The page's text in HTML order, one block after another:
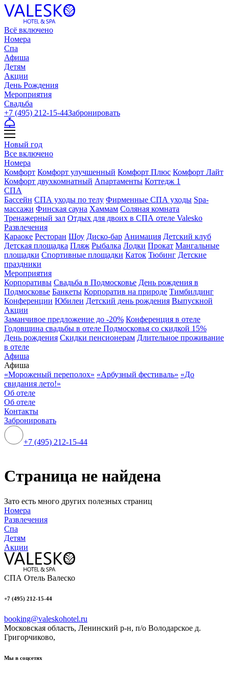
Всё включено
Номера
Спа
Афиша
Детям
Акции
День Рождения
Мероприятия
Свадьба
+7 (495) 212-15-44Забронировать
Новый год
Все включено
Номера
Комфорт Комфорт улучшенный Комфорт Плюс Комфорт Лайт
Комфорт двухкомнатный Апартаменты Коттедж 1
СПА
Бассейн СПА уходы по телу Фирменные СПА уходы Spa-
массажи Финская сауна Хаммам Соляная комната
Тренажерный зал Отдых для двоих в СПА отеле Valesko
Развлечения
Караоке Ресторан Шоу Диско-бар Анимация Детский клуб
Детская площадка Пляж Рыбалка Лодки Прокат Мангальные
площадки Спортивные площадки Каток Тюбинг Детские
праздники
Мероприятия
Корпоративы Свадьба в Подмосковье День рождения в
Подмосковье Банкеты Корпоратив на природе Тимбилдинг
Конференции Юбилеи Детский день рождения Выпускной
Акции
Заманчивое предложение до -20% Конференция в отеле
Годовщина свадьбы в отеле Подмосковья со скидкой 15%
День рождения Скидки пенсионерам Длительное проживание
в отеле
Афиша
Афиша
«Мороженый переполох» «Арбузный фестиваль» «До
свидания лето!»
Об отеле
Об отеле
Контакты
Забронировать
+7 (495) 212-15-44
Страница не найдена
Зато есть много других полезных страниц
Номера
Развлечения
Спа
Детям
Акции
СПА Отель Валеско
+7 (495) 212-15-44
booking@valeskohotel.ru
Московская область, Ленинский р-н, п/о Володарское д.
Григорчиково,
Мы в соцсетях